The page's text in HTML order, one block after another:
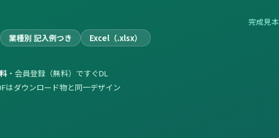
業種別 記入例つき Excel（.xlsx）
・会員登録（無料）ですぐDL
はダウンロード物と同一デザイン
完成見